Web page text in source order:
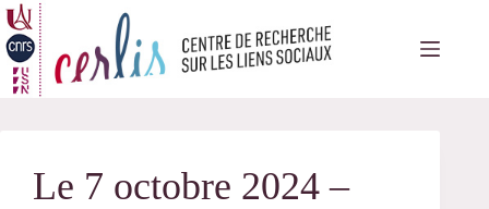
Passer
au
contenu
Le 7 octobre 2024 –